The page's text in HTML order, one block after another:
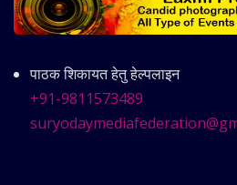
पाठक शिकायत हेतु हेल्पलाइन
+91-9811573489